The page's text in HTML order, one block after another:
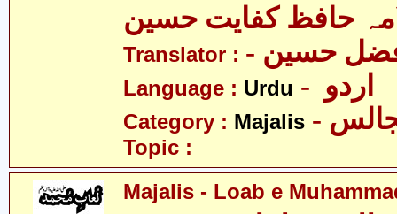
حافظ کفایت حسین
Translator : افضل حسین
Language : Urdu
Category : Majalis
Topic :
Majalis - Loab e